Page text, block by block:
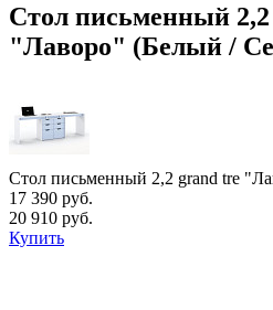
Стол письменный
"Лаворо" (Белый /
Стол письменный 2,2 grand tre
17 390 руб.
20 910 руб.
Купить